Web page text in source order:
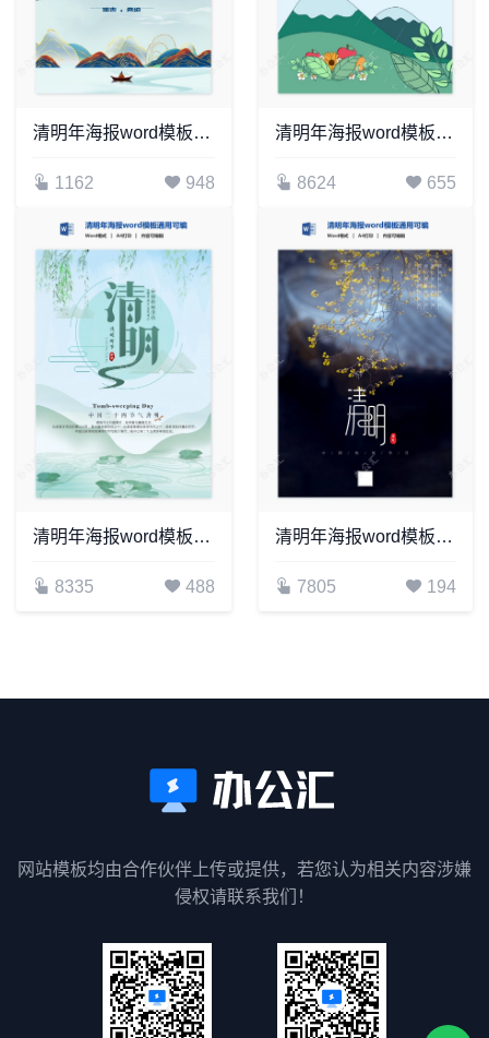
清明年海报word模板通用可编辑(7)
1162 948
清明年海报word模板通用可编辑(53)
8624 655
清明年海报word模板通用可编辑(37)
8335 488
清明年海报word模板通用可编辑(6)
7805 194
网站模板均由合作伙伴上传或提供，若您认为相关内容涉嫌
侵权请联系我们！